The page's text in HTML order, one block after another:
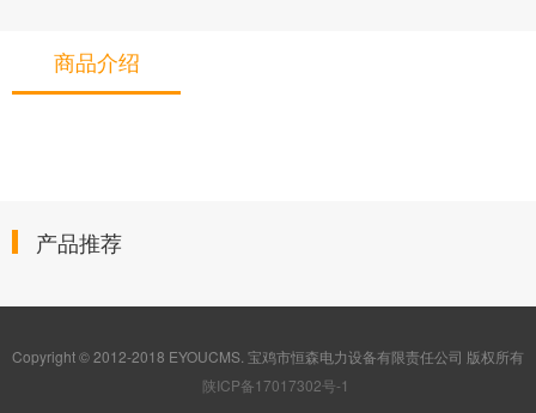
商品介绍
产品推荐
Copyright © 2012-2018 EYOUCMS. 宝鸡市恒森电力设备有限责任公司 版权所有
陕ICP备17017302号-1